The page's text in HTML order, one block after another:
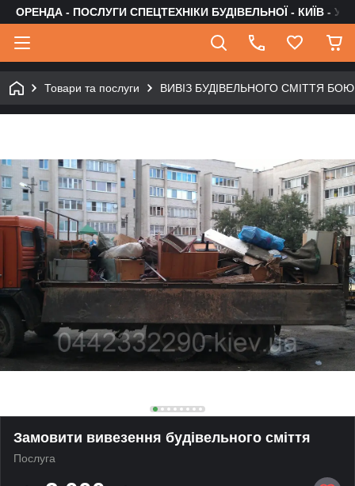
ОРЕНДА - ПОСЛУГИ СПЕЦТЕХНІКИ БУДІВЕЛЬНОЇ - КИЇВ -
Товари та послуги ВИВІЗ БУДІВЕЛЬНОГО СМІТТЯ БОЮ
Замовити вивезення будівельного сміття
Послуга